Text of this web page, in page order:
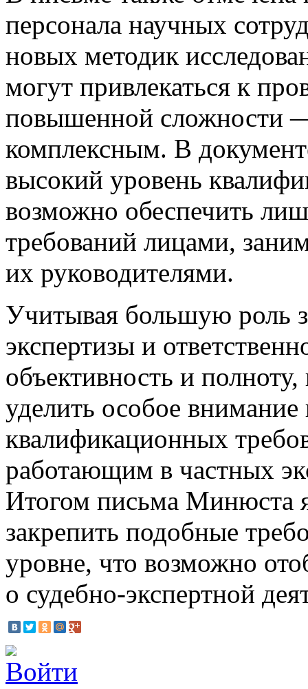
персонала научных
новых методик
могут привлекаться к
повышенной сложности
комплексным. В
высокий уровень
возможно обеспечить
требований лицами,
их руководителями.
Учитывая большую роль
экспертизы и
объективность и
уделить особое
квалификационных
работающим в частных
Итогом письма Минюста
закрепить подобные
уровне, что возможно
о судебно-экспертной